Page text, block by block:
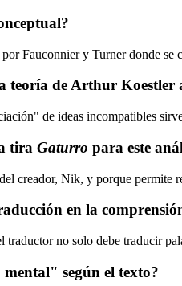
Fauconnier y Turner donde se
teoría de Arthur Koestler
de ideas incompatibles
tira Gaturro para este
creador, Nik, y porque permite
en la
traductor no solo debe traducir
mental" según el texto?